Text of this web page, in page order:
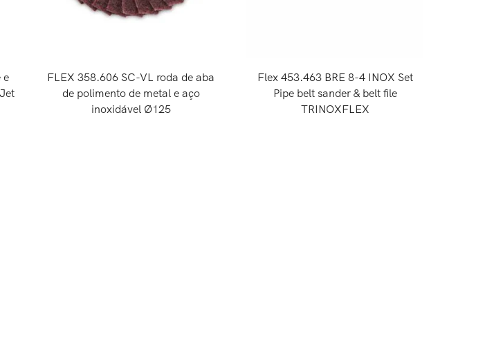
e
FLEX 358.606 SC-VL roda de aba
de polimento de metal e aço
inoxidável Ø125
Flex 453.463 BRE 8-4 INOX Set
Pipe belt sander & belt file
TRINOXFLEX